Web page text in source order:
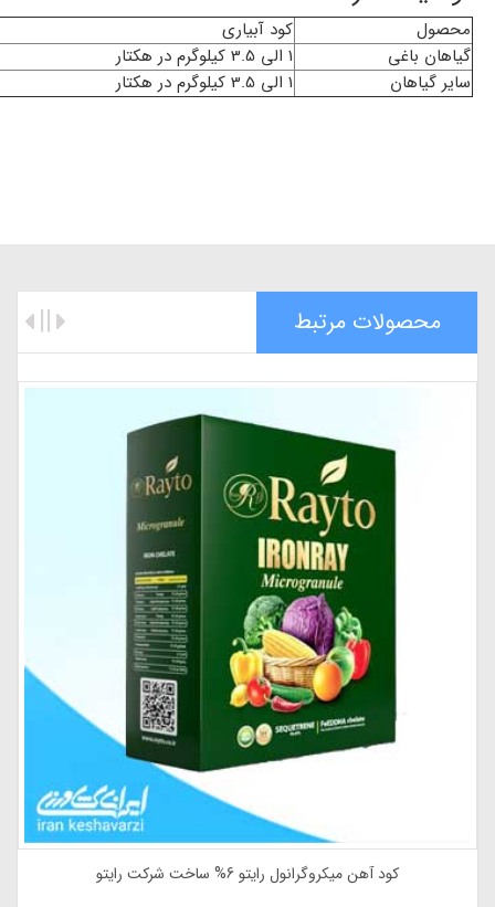
محصول
کود آبیاری
گیاهان باغی
1 الی 3.5 کیلوگرم در هکتار
سایر گیاهان
1 الی 3.5 کیلوگرم در هکتار
محصولات مرتبط
کود ارگانیک جلبک دریایی Solu-Sea محصول شرکت پلنت چویس آمریکا